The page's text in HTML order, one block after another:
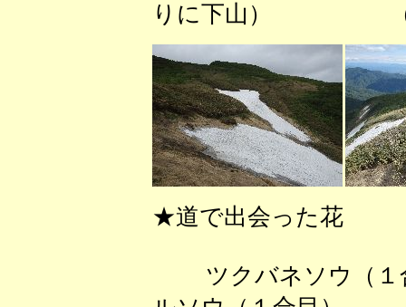
りに下山） （千
★道で出会った花
ツクバネソ